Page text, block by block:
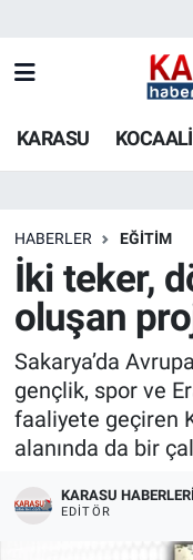
KARASU KOCAALİ
HABERLER EĞİTİM
İki teker,
oluşan
Sakarya’da
gençlik, spor ve
faaliyete geçiren
alanında da bir
KARASU HABERLERI
EDITÖR